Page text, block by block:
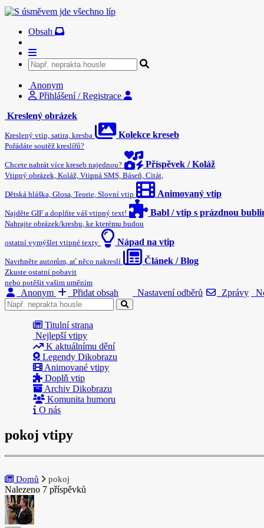
Obsah
Anonym
Přihlášení / Registrace
Kreslený obrázek
Kreslený vtip, satira, kresba Kolekce kreseb
Pořádáte soutěž kreslířů?
Chcete nahrát více kreseb najednou? Příspěvek / Koláž
Vtipný obrázek, Koláž, Vtipná SMS, Báseň, Citát,
Dětská hláška, Glosa, Teorie, Slovní vtip Animovaný vtip
Najděte GIF a doplňte váš vtipný text! Babl / vtip s prázdnou
Nahrajte obrázek/kresbu, ke kterému budou
ostatní vymýšlet vtipné texty Nápad na vtip
Navrhněte autorům, ať něco nakreslí Článek / Blog
Zkuste ostatní pobavit
nebo potěšit vašim uměním
Anonym Přidat obsah Nastavení odběrů Zprávy
Titulní strana
Nejlepší vtipy
K aktuálnímu dění
Legendy Dikobrazu
Animované vtipy
Doplň vtip
Archiv Dikobrazu
Komunita humoru
O nás
pokoj vtipy
Domů pokoj
Nalezeno 7 příspěvků